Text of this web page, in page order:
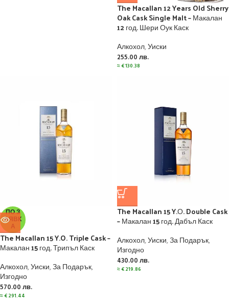
The Macallan 12 Years Old Sherry
Oak Cask Single Malt – Макалан
12 год. Шери Оук Каск
Алкохол,Уиски
255.00 лв.
≈€130.38
ПО З
АЯВК
А
The Macallan 15 Y.O. Triple Cask –
Макалан 15 год. Трипъл Каск
Алкохол,Уиски,За Подарък,
Изгодно
570.00 лв.
≈€291.44
The Macallan 15 Y.О. Double Cask
– Макалан 15 год. Дабъл Каск
Алкохол,Уиски,За Подарък,
Изгодно
430.00 лв.
≈€219.86